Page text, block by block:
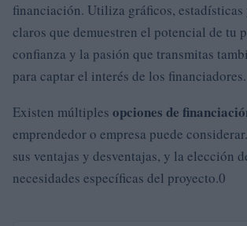
financiación. Utiliza gráficos, estadísticas
claros que demuestren el potencial de tu
confianza y la pasión que transmitas
para captar el interés de los financiadores.
Existen múltiples opciones de
emprendedor o empresa puede
sus ventajas y desventajas, y la elección
necesidades específicas del proyecto.0